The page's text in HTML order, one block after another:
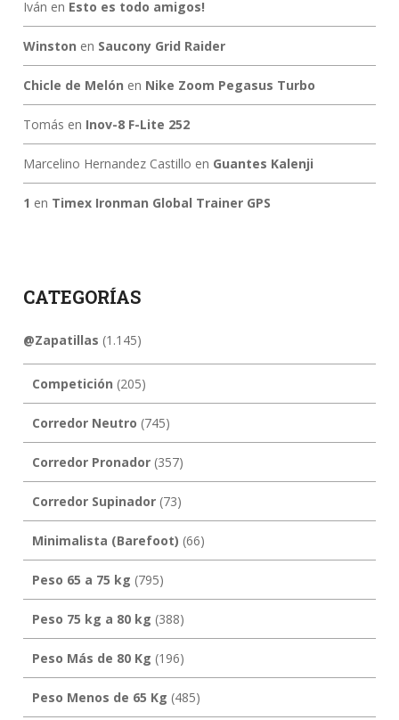
Iván en Esto es todo amigos!
Winston en Saucony Grid Raider
Chicle de Melón en Nike Zoom Pegasus Turbo
Tomás en Inov-8 F-Lite 252
Marcelino Hernandez Castillo en Guantes Kalenji
1 en Timex Ironman Global Trainer GPS
CATEGORÍAS
@Zapatillas (1.145)
Competición (205)
Corredor Neutro (745)
Corredor Pronador(357)
Corredor Supinador(73)
Minimalista (Barefoot) (66)
Peso 65 a 75 kg (795)
Peso 75 kg a 80 kg (388)
Peso Más de 80 Kg (196)
Peso Menos de 65 Kg (485)